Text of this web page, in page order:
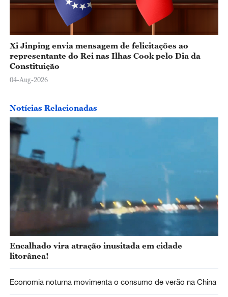
Xi Jinping envia mensagem de felicitações ao
representante do Rei nas Ilhas Cook pelo Dia da
Constituição
04-Aug-2026
Notícias Relacionadas
Encalhado vira atração inusitada em cidade
litorânea!
Economia noturna movimenta o consumo de verão na China